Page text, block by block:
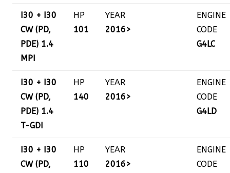
I30 + I30
CW (PD,
PDE) 1.4
MPI
HP
101
YEAR
2016>
ENGINE
CODE
G4LC
I30 + I30
CW (PD,
PDE) 1.4
T-GDI
HP
140
YEAR
2016>
ENGINE
CODE
G4LD
I30 + I30
CW (PD,
HP
110
YEAR
2016>
ENGINE
CODE